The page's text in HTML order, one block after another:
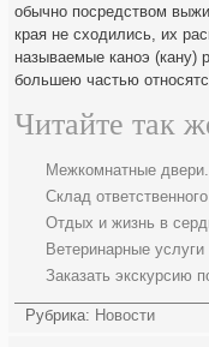
обычно посредством
края не сходились, их
называемые каноэ (кану)
большею частью
Читайте так
Межкомнатные двери.
Склад
Отдых и жизнь в
Ветеринарные услуги
Заказать экскурсию
Рубрика: Новости